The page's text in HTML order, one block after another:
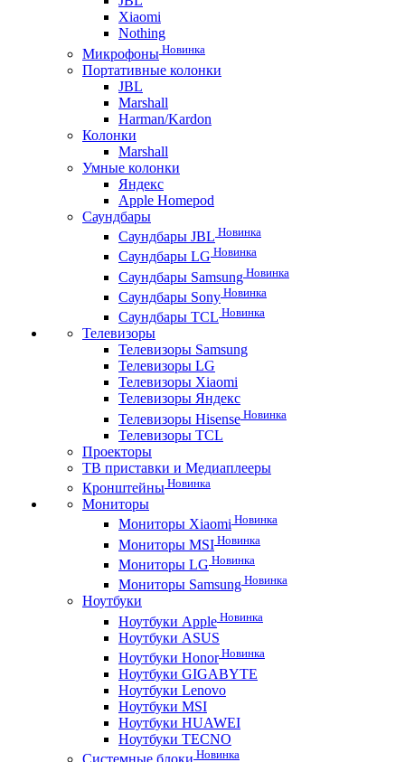
Xiaomi
Nothing
Микрофоны Новинка
Портативные колонки
JBL
Marshall
Harman/Kardon
Колонки
Marshall
Умные колонки
Яндекс
Apple Homepod
Саундбары
Саундбары JBL Новинка
Саундбары LG Новинка
Саундбары Samsung Новинка
Саундбары Sony Новинка
Саундбары TCL Новинка
Телевизоры
Телевизоры Samsung
Телевизоры LG
Телевизоры Xiaomi
Телевизоры Яндекс
Телевизоры Hisense Новинка
Телевизоры TCL
Проекторы
ТВ приставки и Медиаплееры
Кронштейны Новинка
Мониторы
Мониторы Xiaomi Новинка
Мониторы MSI Новинка
Мониторы LG Новинка
Мониторы Samsung Новинка
Ноутбуки
Ноутбуки Apple Новинка
Ноутбуки ASUS
Ноутбуки HonorНовинка
Ноутбуки GIGABYTE
Ноутбуки Lenovo
Ноутбуки MSI
Ноутбуки HUAWEI
Ноутбуки TECNO
Новинка